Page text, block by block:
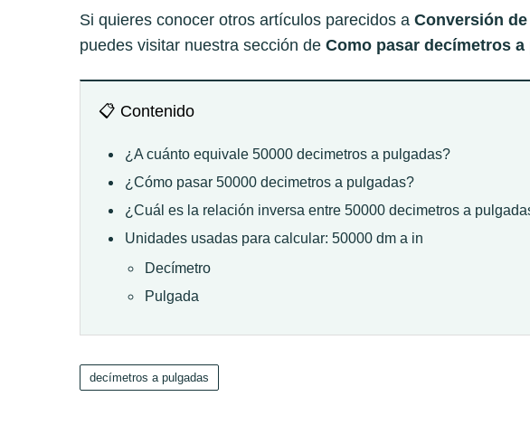
Si quieres conocer otros artículos parecidos a Conversión
puedes visitar nuestra sección de Como pasar decímetros
📋 Contenido
¿A cuánto equivale 50000 decimetros a pulgadas?
¿Cómo pasar 50000 decimetros a pulgadas?
¿Cuál es la relación inversa entre 50000 decimetros a
Unidades usadas para calcular: 50000 dm a in
Decímetro
Pulgada
decímetros a pulgadas